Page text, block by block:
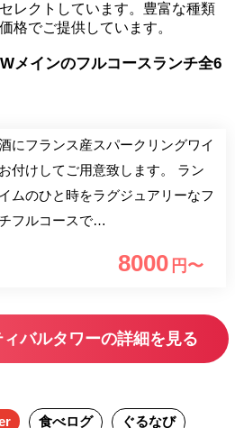
レクトしています。豊富な種類
格でご提供しています。
メインのフルコースランチ全6
にフランス産スパークリングワイ
付けしてご用意致します。 ラン
ムのひと時をラグジュアリーなフ
フルコースで…
8000 円〜
バルタワーの詳細を見る
食べログ ぐるなび